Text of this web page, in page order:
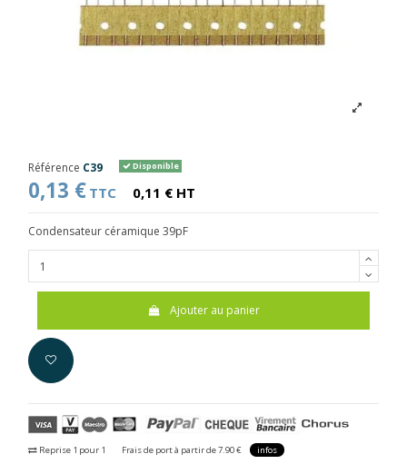
Référence C39 Disponible
0,13 € TTC 0,11 € HT
Condensateur céramique 39pF
Ajouter au panier
Reprise 1 pour 1 Frais de port à partir de 7.90 € infos